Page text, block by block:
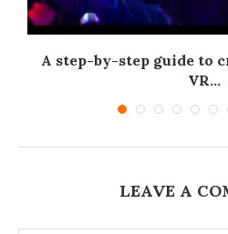
A step-by-step guide to
VR...
LEAVE A